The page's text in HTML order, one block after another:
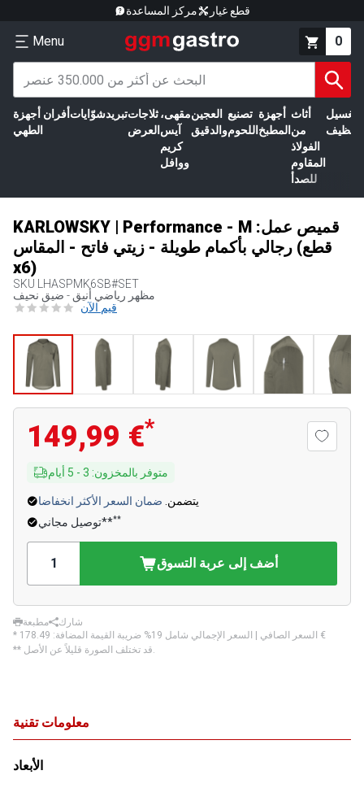
مركز المساعدة قطع غيار
Menu 0
أجهزة
الطهي
أفران شوّاياتتبريدثلاجات
العرض
مقهى،
آيس
كريم
ووافل
العجين
والدقيق
تصنيع
اللحوم
أجهزة
المطبخ
أثاث
من
الفولاذ
المقاوم
للصدأ
الغسيل
KARLOWSKY | Performance - M :قميص عمل
رجالي بأكمام طويلة - زيتي فاتح - المقاس (قطع
x6)
SKU
LHASPMK6SB#SET
مظهر رياضي أنيق - ضيق نحيف
قيم الآن
149,99 €*
متوفر بالمخزون:
3
-
5 أيام
يتضمن. ضمان السعر الأكثر انخفاضا
توصيل مجاني****
أضف إلى عربة التسوق
مطبعة
شارك
* السعر الصافي | السعر الإجمالي شامل 19% ضريبة القيمة المضافة: ‏178.49 €
** قد تختلف الصورة قليلاً عن الأصل.
معلومات تقنية
الأبعاد